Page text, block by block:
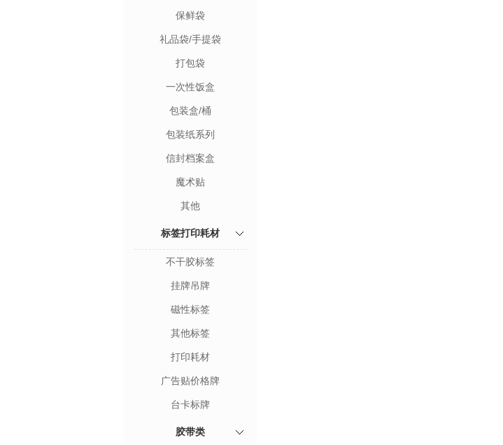
保鲜袋
礼品袋/手提袋
打包袋
一次性饭盒
包装盒/桶
包装纸系列
信封档案盒
魔术贴
其他
标签打印耗材
不干胶标签
挂牌吊牌
磁性标签
其他标签
打印耗材
广告贴价格牌
台卡标牌
胶带类